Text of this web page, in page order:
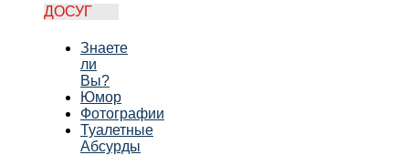
ДОСУГ
Знаете
ли
Вы?
Юмор
Фотографии
Туалетные
Абсурды